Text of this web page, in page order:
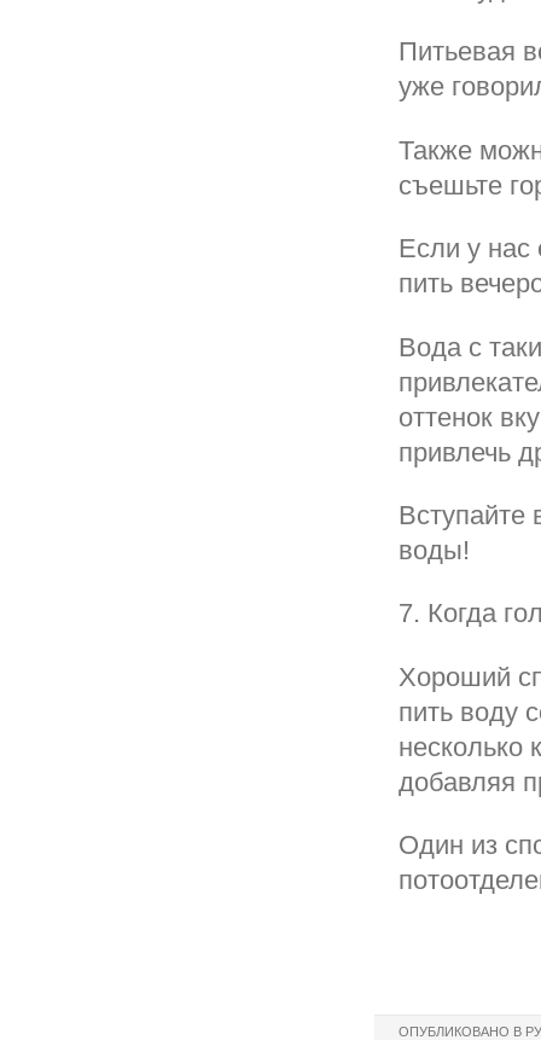
Питьевая
уже
Также
съешьте
Если у нас
пить
Вода с
оттенок
привлечь
Вступайте
воды!
7. Когда
Хороший
пить воду
несколько
добавляя
Один из
ОПУБЛИКОВАНО В